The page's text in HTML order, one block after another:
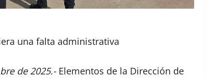
una falta administrativa
de 2025.-Elementos de la Dirección de